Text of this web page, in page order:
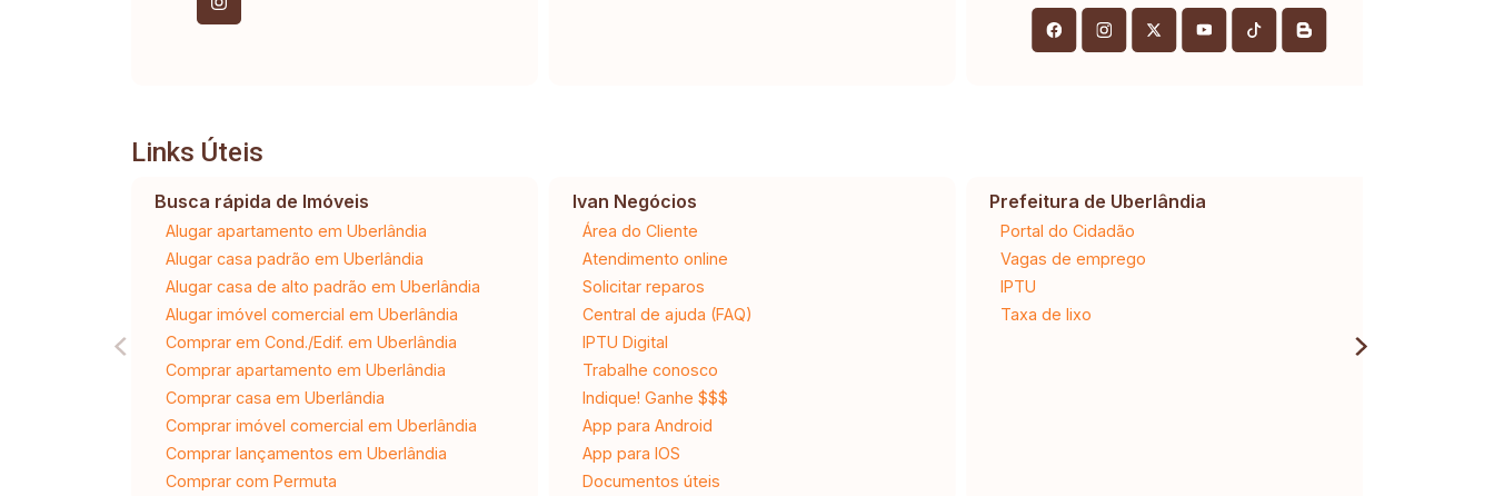
Links Úteis
Busca rápida de Imóveis
Alugar apartamento em Uberlândia
Alugar casa padrão em Uberlândia
Alugar casa de alto padrão em Uberlândia
Alugar imóvel comercial em Uberlândia
Comprar em Cond./Edif. em Uberlândia
Comprar apartamento em Uberlândia
Comprar casa em Uberlândia
Comprar imóvel comercial em Uberlândia
Comprar lançamentos em Uberlândia
Comprar com Permuta
Ivan Negócios
Área do Cliente
Atendimento online
Solicitar reparos
Central de ajuda (FAQ)
IPTU Digital
Trabalhe conosco
Indique! Ganhe $$$
App para Android
App para IOS
Documentos úteis
Prefeitura de Uberlândia
Portal do Cidadão
Vagas de emprego
IPTU
Taxa de lixo